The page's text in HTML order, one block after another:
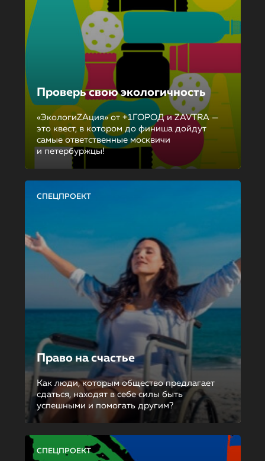
Проверь свою экологичность
«ЭкологиZAция» от +1ГОРОД и ZAVTRA —
это квест, в котором до финиша дойдут
самые ответственные москвичи
и петербуржцы!
СПЕЦПРОЕКТ
Право на счастье
Как люди, которым общество предлагает
сдаться, находят в себе силы быть
успешными и помогать другим?
СПЕЦПРОЕКТ